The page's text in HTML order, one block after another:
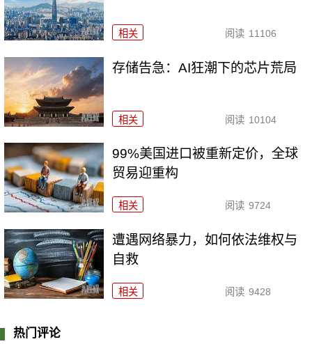
相关 阅读 11106
存储告急：AI狂潮下的芯片荒局
相关 阅读 10104
99%美国进口被重新定价，全球
贸易迎重构
相关 阅读 9724
遭遇网络暴力，如何依法维权与
自救
相关 阅读 9428
热门评论